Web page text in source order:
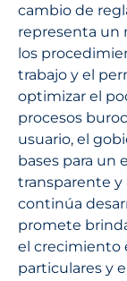
cambio de
representa un
los
trabajo y el
optimizar el
procesos
usuario, el
bases para un
transparente y
continúa
promete
el crecimiento
particulares y